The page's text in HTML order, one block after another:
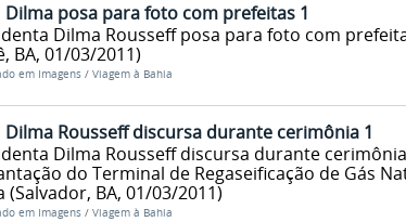
Dilma posa para foto com prefeitas 1
Dilma Rousseff posa para foto com
BA, 01/03/2011)
em Imagens / Viagem à Bahia
Dilma Rousseff discursa durante cerimônia 1
Dilma Rousseff discursa durante
do Terminal de Regaseificação de Gás
(Salvador, BA, 01/03/2011)
em Imagens / Viagem à Bahia